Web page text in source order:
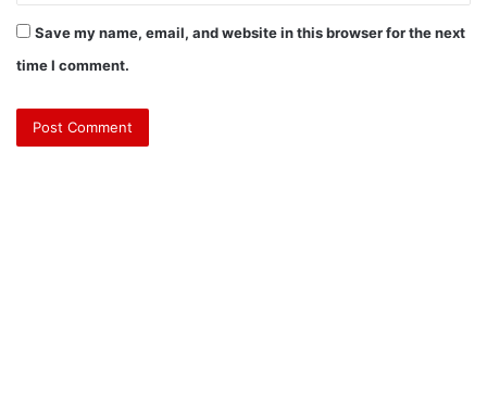
Save my name, email, and website in this browser for the next
time I comment.